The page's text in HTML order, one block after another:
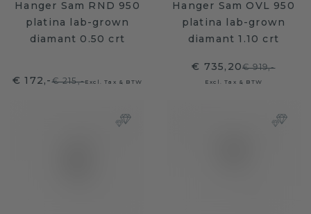
Hanger Sam RND 950
platina lab-grown
diamant 0.50 crt
€ 172,-€ 215,-Excl. Tax & BTW
Hanger Sam OVL 950
platina lab-grown
diamant 1.10 crt
€ 735,20€ 919,-
Excl. Tax & BTW